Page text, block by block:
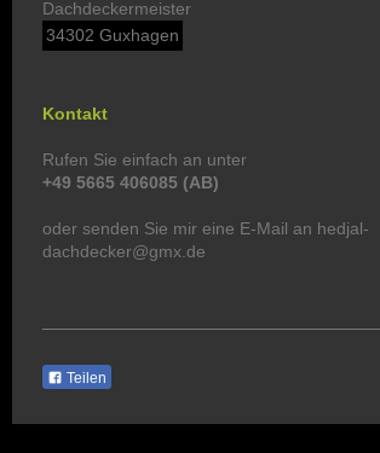
Dachdeckermeister
34302 Guxhagen
Kontakt
Rufen Sie einfach an unter
+49 5665 406085 (AB)
oder senden Sie mir eine E-Mail an hedjal-
dachdecker@gmx.de
Teilen